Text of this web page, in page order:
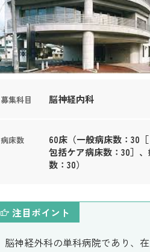
募集科目 脳神経内科
病床数
60床（一般病床数：30
包括ケア病床数：30］
数：30）
注目ポイント
脳神経外科の単科病院であり、